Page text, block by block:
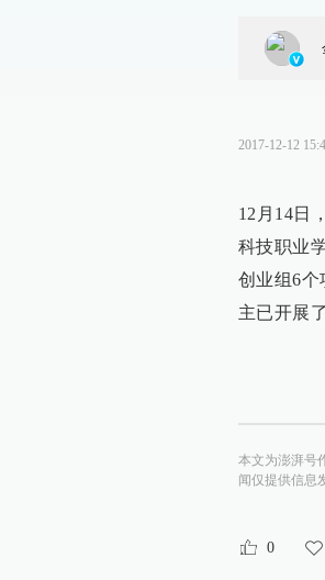
2017-12-12
12月14日
科技职业
创业组6个
主已开展
本文为澎湃号
闻仅提供信息
0